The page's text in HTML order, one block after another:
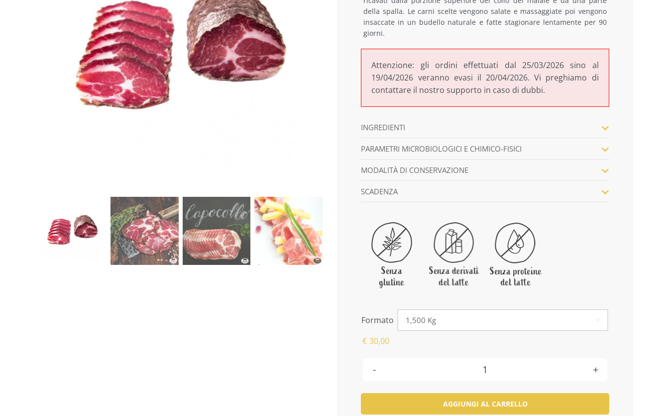
da
€9,00
€30,00
della spalla. Le carni scelte vengono salate e massaggiate poi vengono
insaccate in un budello naturale e fatte stagionare lentamente per 90
giorni.
Attenzione: gli ordini effettuati dal 25/03/2026 sino al
19/04/2026 veranno evasi il 20/04/2026. Vi preghiamo di
contattare il nostro supporto in caso di dubbi.
INGREDIENTI
PARAMETRI MICROBIOLOGICI E CHIMICO-FISICI
MODALITÀ DI CONSERVAZIONE
SCADENZA
Formato 
€ 30,00
Capocollo
Umbro
Stagionato
AGGIUNGI AL CARRELLO